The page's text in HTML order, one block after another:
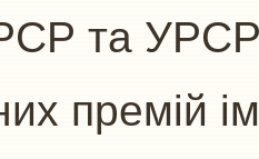
та УРСР
премій